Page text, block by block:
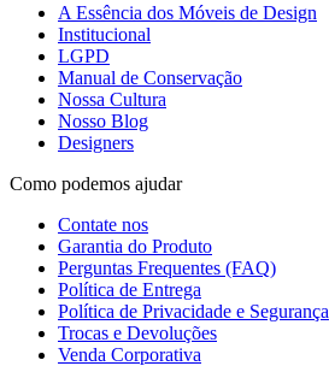
A Essência dos Móveis de Design
Institucional
LGPD
Manual de Conservação
Nossa Cultura
Nosso Blog
Designers
Como podemos ajudar
Contate nos
Garantia do Produto
Perguntas Frequentes (FAQ)
Política de Entrega
Política de Privacidade e Segurança
Trocas e Devoluções
Venda Corporativa